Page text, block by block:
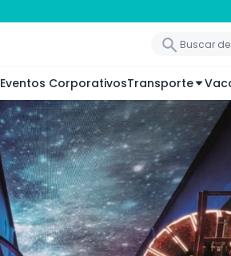
Eventos CorporativosTransporte